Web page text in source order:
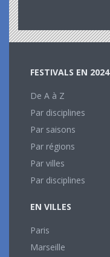
FESTIVALS EN 2024
De A à Z
Par disciplines
Par saisons
Par régions
Par villes
Par disciplines
EN VILLES
Paris
Marseille